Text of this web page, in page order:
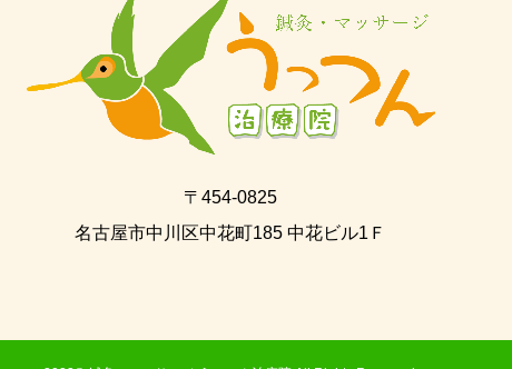
〒454-0825
名古屋市中川区中花町185 中花ビル1Ｆ